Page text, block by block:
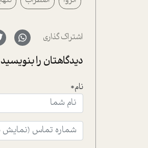
اشتراک گذاری
دیدگاهتان را بنویسید
نام*